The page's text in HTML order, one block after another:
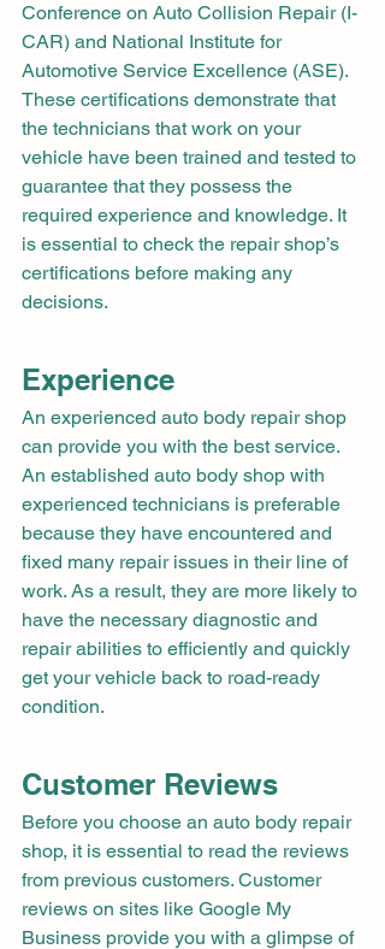
Conference on Auto Collision Repair (I-
CAR) and National Institute for
Automotive Service Excellence (ASE).
These certifications demonstrate that
the technicians that work on your
vehicle have been trained and tested to
guarantee that they possess the
required experience and knowledge. It
is essential to check the repair shop’s
certifications before making any
decisions.
Experience
An experienced auto body repair shop
can provide you with the best service.
An established auto body shop with
experienced technicians is preferable
because they have encountered and
fixed many repair issues in their line of
work. As a result, they are more likely to
have the necessary diagnostic and
repair abilities to efficiently and quickly
get your vehicle back to road-ready
condition.
Customer Reviews
Before you choose an auto body repair
shop, it is essential to read the reviews
from previous customers. Customer
reviews on sites like Google My
Business provide you with a glimpse of